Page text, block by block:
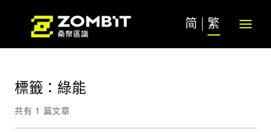
简 繁
標籤：綠能
共有 1 篇文章